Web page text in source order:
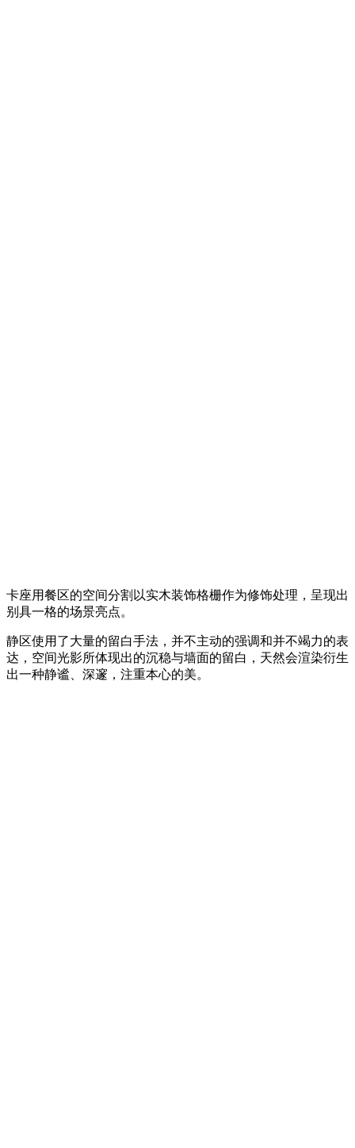
卡座用餐区的空间分割以实木装饰格栅作为修饰处理，呈现出
别具一格的场景亮点。
静区使用了大量的留白手法，并不主动的强调和并不竭力的表
达，空间光影所体现出的沉稳与墙面的留白，天然会渲染衍生
出一种静谧、深邃，注重本心的美。